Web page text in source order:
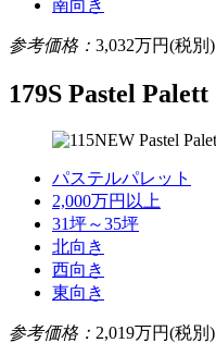
南向き
参考価格： 3,032万円(税別)
179S Pastel Palett
パステルパレット
2,000万円以上
31坪～35坪
北向き
西向き
東向き
参考価格： 2,019万円(税別)